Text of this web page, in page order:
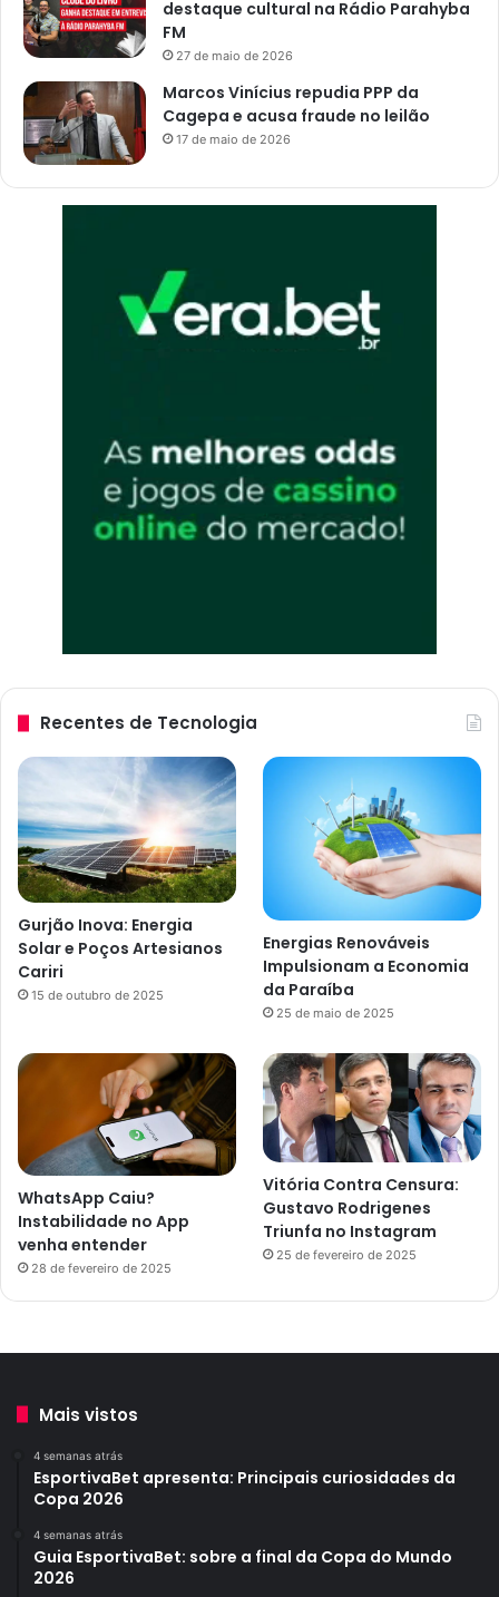
destaque cultural na Rádio Parahyba
FM
27 de maio de 2026
Marcos Vinícius repudia PPP da
Cagepa e acusa fraude no leilão
17 de maio de 2026
Recentes de Tecnologia
Gurjão Inova: Energia
Solar e Poços Artesianos
Cariri
15 de outubro de 2025
Energias Renováveis
Impulsionam a Economia
da Paraíba
25 de maio de 2025
WhatsApp Caiu?
Instabilidade no App
venha entender
28 de fevereiro de 2025
Vitória Contra Censura:
Gustavo Rodrigenes
Triunfa no Instagram
25 de fevereiro de 2025
Mais vistos
4 semanas atrás
EsportivaBet apresenta: Principais curiosidades da
Copa 2026
4 semanas atrás
Guia EsportivaBet: sobre a final da Copa do Mundo
2026